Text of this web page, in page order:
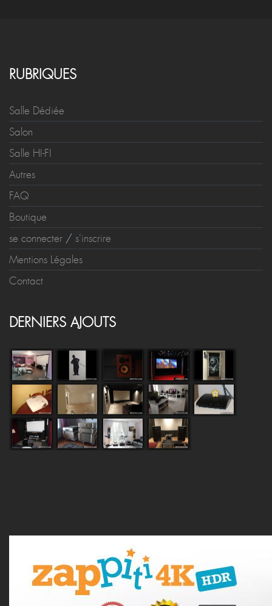
RUBRIQUES
Salle Dédiée
Salon
Salle HI-FI
Autres
FAQ
Boutique
se connecter / s'inscrire
Mentions Légales
Contact
DERNIERS AJOUTS